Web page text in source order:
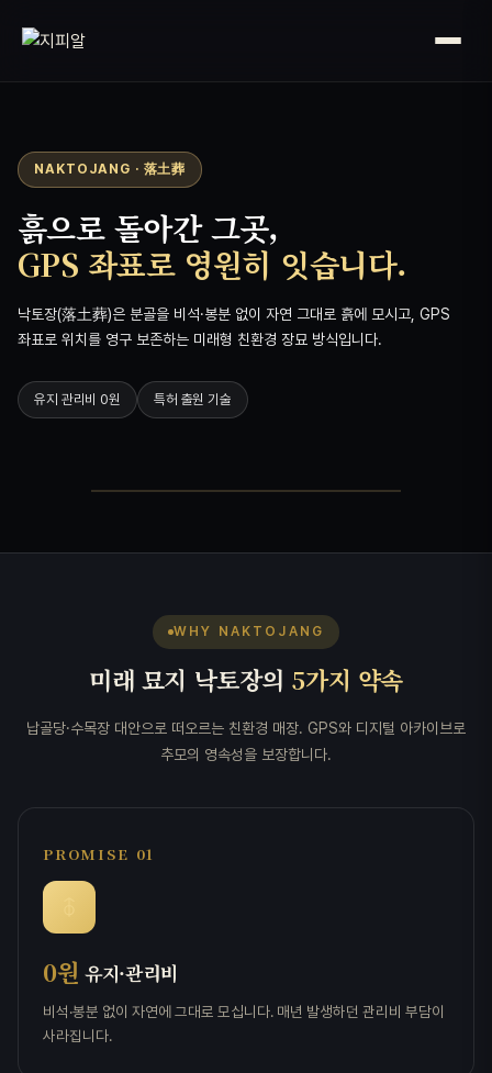
NAKTOJANG · 落土葬
흙으로 돌아간 그곳,
GPS 좌표로 영원히 잇습니다.
낙토장(落土葬)은 분골을 비석·봉분 없이 자연 그대로 흙에 모시고, GPS
좌표로 위치를 영구 보존하는 미래형 친환경 장묘 방식입니다.
유지 관리비 0원 특허 출원 기술
WHY NAKTOJANG
미래 묘지 낙토장의 5가지 약속
납골당·수목장 대안으로 떠오르는 친환경 매장. GPS와 디지털 아카이브로
추모의 영속성을 보장합니다.
PROMISE 01
0원 유지·관리비
비석·봉분 없이 자연에 그대로 모십니다. 매년 발생하던 관리비 부담이
사라집니다.